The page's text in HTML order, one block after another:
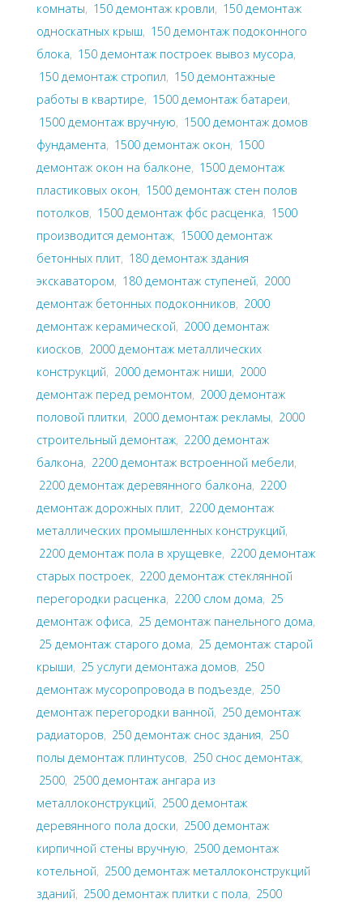
комнаты, 150 демонтаж кровли, 150 демонтаж
односкатных крыш, 150 демонтаж подоконного
блока, 150 демонтаж построек вывоз мусора,
150 демонтаж стропил, 150 демонтажные
работы в квартире, 1500 демонтаж батареи,
1500 демонтаж вручную, 1500 демонтаж домов
фундамента, 1500 демонтаж окон, 1500
демонтаж окон на балконе, 1500 демонтаж
пластиковых окон, 1500 демонтаж стен полов
потолков, 1500 демонтаж фбс расценка, 1500
производится демонтаж, 15000 демонтаж
бетонных плит, 180 демонтаж здания
экскаватором, 180 демонтаж ступеней, 2000
демонтаж бетонных подоконников, 2000
демонтаж керамической, 2000 демонтаж
киосков, 2000 демонтаж металлических
конструкций, 2000 демонтаж ниши, 2000
демонтаж перед ремонтом, 2000 демонтаж
половой плитки, 2000 демонтаж рекламы, 2000
строительный демонтаж, 2200 демонтаж
балкона, 2200 демонтаж встроенной мебели,
2200 демонтаж деревянного балкона, 2200
демонтаж дорожных плит, 2200 демонтаж
металлических промышленных конструкций,
2200 демонтаж пола в хрущевке, 2200 демонтаж
старых построек, 2200 демонтаж стеклянной
перегородки расценка, 2200 слом дома, 25
демонтаж офиса, 25 демонтаж панельного дома,
25 демонтаж старого дома, 25 демонтаж старой
крыши, 25 услуги демонтажа домов, 250
демонтаж мусоропровода в подъезде, 250
демонтаж перегородки ванной, 250 демонтаж
радиаторов, 250 демонтаж снос здания, 250
полы демонтаж плинтусов, 250 снос демонтаж,
2500, 2500 демонтаж ангара из
металлоконструкций, 2500 демонтаж
деревянного пола доски, 2500 демонтаж
кирпичной стены вручную, 2500 демонтаж
котельной, 2500 демонтаж металлоконструкций
зданий, 2500 демонтаж плитки с пола, 2500